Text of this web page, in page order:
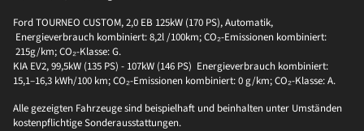
Ford TOURNEO CUSTOM, 2,0 EB 125kW (170 PS), Automatik,
Energieverbrauch kombiniert: 8,2l /100km; CO₂-Emissionen kombiniert:
215g/km; CO₂-Klasse: G.
KIA EV2, 99,5kW (135 PS) - 107kW (146 PS) Energieverbrauch kombiniert:
15,1–16,3 kWh/100 km; CO₂-Emissionen kombiniert: 0 g/km; CO₂-Klasse: A.
Alle gezeigten Fahrzeuge sind beispielhaft und beinhalten unter Umständen
kostenpflichtige Sonderausstattungen.